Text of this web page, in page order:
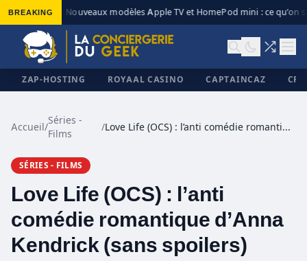
BREAKING◆ Nouveaux modèles Apple TV et HomePod mini : ce qu’on
ZAP-HOSTING ROYAAL CASINO CAPTAINCAZ
Accueil/
Séries -
Films
/ Love Life (OCS) : l’anti comédie romantique d’Anna Kendrick (sans spoilers)
SÉRIES - FILMS
Love Life (OCS) : l’anti
comédie romantique d’Anna
Kendrick (sans spoilers)